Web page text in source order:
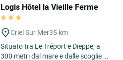
Logis Hôtel la Vieille Ferme
Criel Sur Mer35 km
Situato tra Le Tréport e Dieppe, a
300 metri dal mare e dalle scogliere